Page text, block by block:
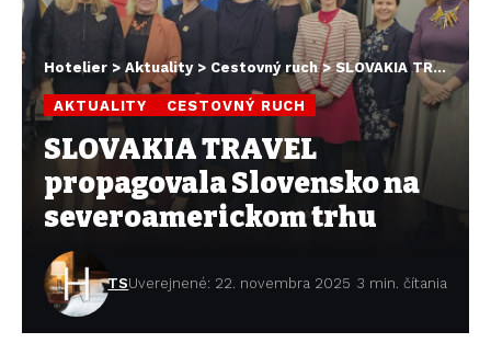
Hotelier > Aktuality> Cestovný ruch>SLOVAKIA TRAVEL propagovala Slovensko na severoamerickom trhu
AKTUALITY CESTOVNÝ RUCH
SLOVAKIA TRAVEL
propagovala Slovensko na
severoamerickom trhu
TSUverejnené: 22. novembra 2025 3 min. čítania